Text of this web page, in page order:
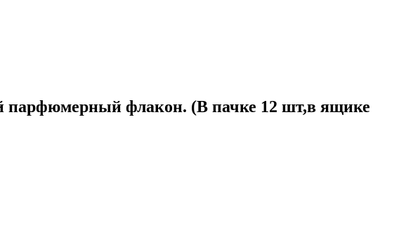
флакон. (В пачке 12 шт,в ящике